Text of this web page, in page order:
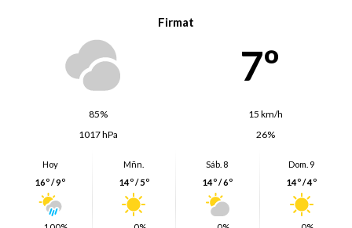
Firmat
7º
85%
15 km/h
1017 hPa
26%
Hoy
16º / 9º
Mñn.
14º / 5º
Sáb. 8
14º / 6º
Dom. 9
14º / 4º